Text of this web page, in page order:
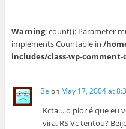
Warning: count(): Parameter
implements Countable in /
includes/class-wp-
Be on May 17, 2004 at
Kcta… o pior é que eu
vira. RS Vc tentou?